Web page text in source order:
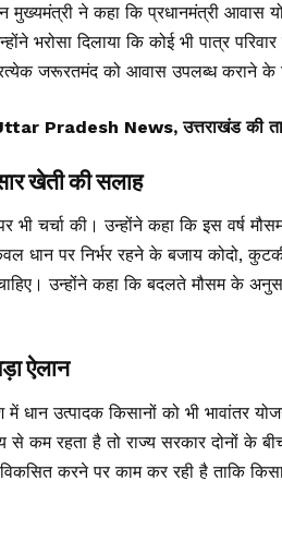
ने कहा कि प्रधानमंत्री आवास
भरोसा दिलाया कि कोई भी पात्र
जरूरतमंद को आवास उपलब्ध कराने के
Pradesh News, उत्तराखंड की
खेती की सलाह
भी चर्चा की। उन्होंने कहा कि इस वर्ष
धान पर निर्भर रहने के बजाय कोदो,
उन्होंने कहा कि बदलते मौसम के
ऐलान
धान उत्पादक किसानों को भी भावांतर
से कम रहता है तो राज्य सरकार दोनों के
करने पर काम कर रही है ताकि